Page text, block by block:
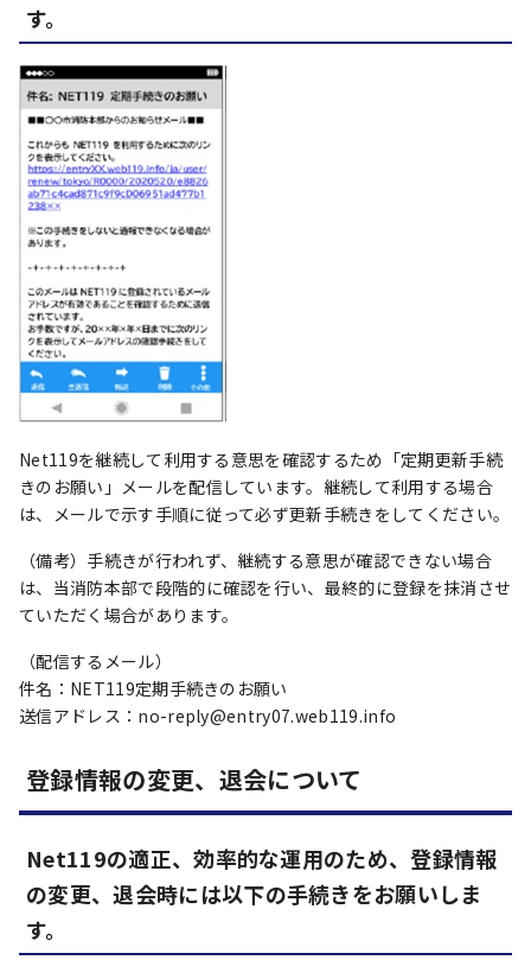
す。
Net119を継続して利用する意思を確認するため「定期更新手続
きのお願い」メールを配信しています。継続して利用する場合
は、メールで示す手順に従って必ず更新手続きをしてください。
（備考）手続きが行われず、継続する意思が確認できない場合
は、当消防本部で段階的に確認を行い、最終的に登録を抹消させ
ていただく場合があります。
（配信するメール）
件名：NET119定期手続きのお願い
送信アドレス：no-reply@entry07.web119.info
登録情報の変更、退会について
Net119の適正、効率的な運用のため、登録情報
の変更、退会時には以下の手続きをお願いしま
す。